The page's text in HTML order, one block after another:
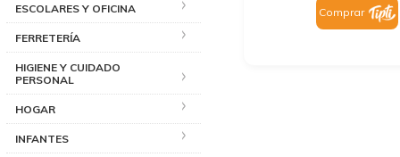
ESCOLARES Y OFICINA
FERRETERÍA
HIGIENE Y CUIDADO
PERSONAL
HOGAR
INFANTES
Comprar